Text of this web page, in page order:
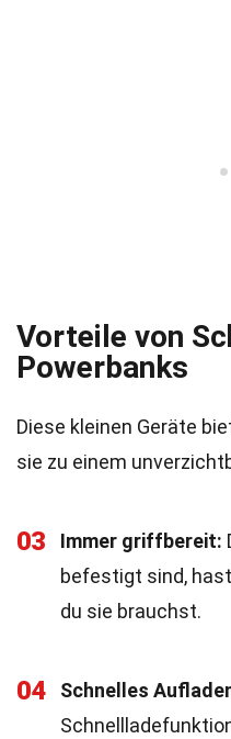
Vorteile von
Powerbanks
Diese kleinen Geräte
sie zu einem
03 Immer griffbereit:
befestigt sind,
du sie brauchst.
04 Schnelles